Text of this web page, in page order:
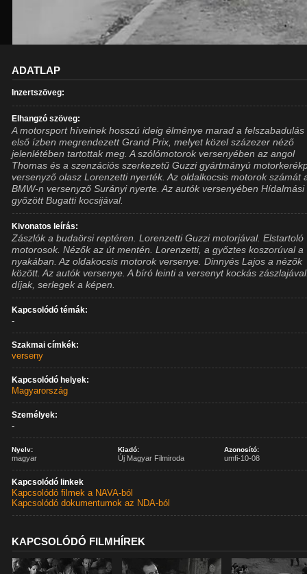
ADATLAP
Inzertszöveg:
Elhangzó szöveg:
A motorsport híveinek hosszú ideig élménye marad a felszabadulás
első ízben megrendezett Grand Prix, melyet közel százezer néző
jelenlétében tartottak meg. A szólómotorok versenyében az angol
Thomas és a szenzációs szerkezetű Guzzi gyártmányú
versenyző olasz Lorenzetti nyerték. Az oldalkocsis motorok számát
BMW-n versenyző Surányi nyerte. Az autók versenyében Hídalmási
győzött Bugatti kocsijával.
Kivonatos leírás:
Zászlók a budaörsi reptéren. Lorenzetti Guzzi motorjával. Elstartoló
motorosok. Nézők az út mentén. Lorenzetti, a győztes koszorúval a
nyakában. Az oldakocsis motorok versenye. Dinnyés Lajos a nézők
között. Az autók versenye. A bíró leinti a versenyt kockás
díjak, serlegek a képen.
Kapcsolódó témák:
-
Szakmai címkék:
verseny
Kapcsolódó helyek:
Magyarország
Személyek:
-
Nyelv:
magyar
Kiadó:
Új Magyar Filmiroda
Azonosító:
umfi-10-08
Kapcsolódó linkek
Kapcsolódó filmek a NAVA-ból
Kapcsolódó dokumentumok az NDA-ból
KAPCSOLÓDÓ FILMHÍREK